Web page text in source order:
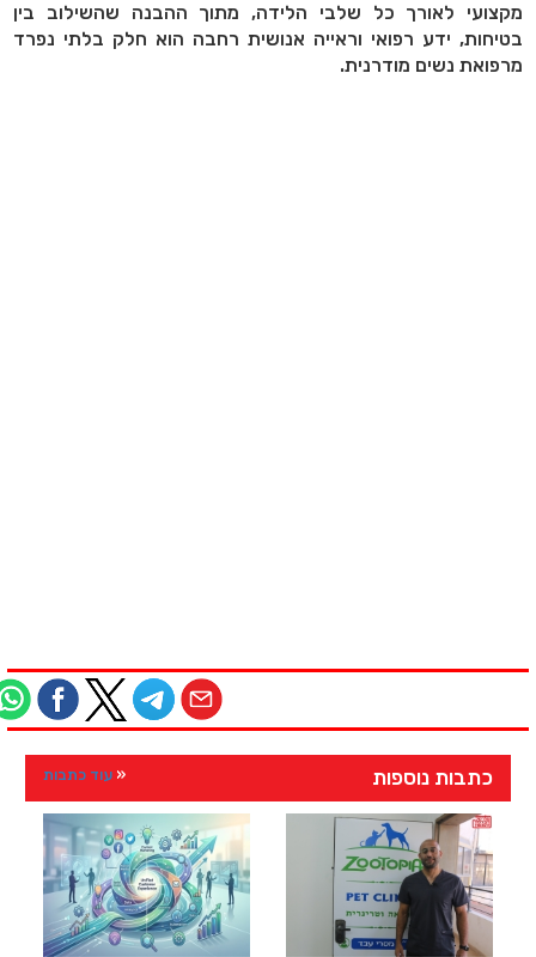
מקצועי לאורך כל שלבי הלידה, מתוך ההבנה שהשילוב בין
בטיחות, ידע רפואי וראייה אנושית רחבה הוא חלק בלתי נפרד
מרפואת נשים מודרנית.
כתבות נוספות עוד כתבות